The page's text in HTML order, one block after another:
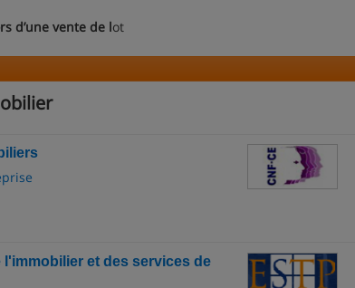
d’une vente de lot
l'immobilier et des services de